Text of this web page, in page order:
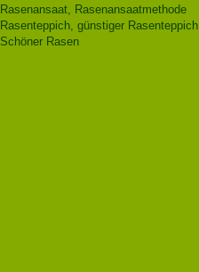
Rasenansaat, Rasenansaatmethode
Rasenteppich, günstiger Rasenteppich
Schöner Rasen